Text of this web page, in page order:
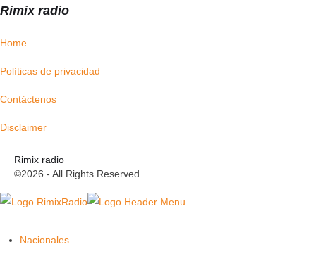
Rimix radio
Home
Políticas de privacidad
Contáctenos
Disclaimer
Rimix radio
©2026 - All Rights Reserved
Nacionales